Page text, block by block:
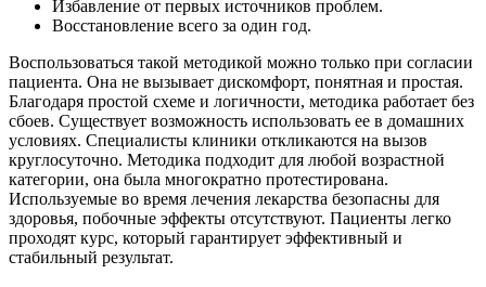
Избавление от первых источников проблем.
Восстановление всего за один год.
Воспользоваться такой методикой можно только при согласии
пациента. Она не вызывает дискомфорт, понятная и простая.
Благодаря простой схеме и логичности, методика работает без
сбоев. Существует возможность использовать ее в домашних
условиях. Специалисты клиники откликаются на вызов
круглосуточно. Методика подходит для любой возрастной
категории, она была многократно протестирована.
Используемые во время лечения лекарства безопасны для
здоровья, побочные эффекты отсутствуют. Пациенты легко
проходят курс, который гарантирует эффективный и
стабильный результат.